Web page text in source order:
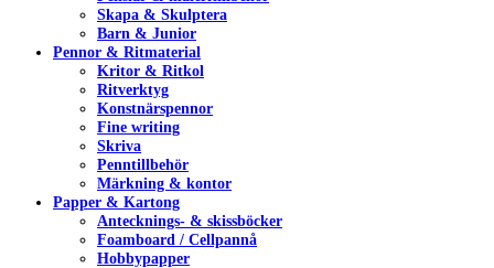
Skapa & Skulptera
Barn & Junior
Pennor & Ritmaterial
Kritor & Ritkol
Ritverktyg
Konstnärspennor
Fine writing
Skriva
Penntillbehör
Märkning & kontor
Papper & Kartong
Antecknings- & skissböcker
Foamboard / Cellpannå
Hobbypapper